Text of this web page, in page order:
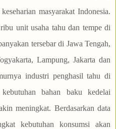
masyarakat Indonesia.
unit usaha tahu dan tempe di
tersebar di Jawa Tengah,
Lampung, Jakarta dan
industri penghasil tahu di
bahan baku kedelai
meningkat. Berdasarkan data
kebutuhan konsumsi akan